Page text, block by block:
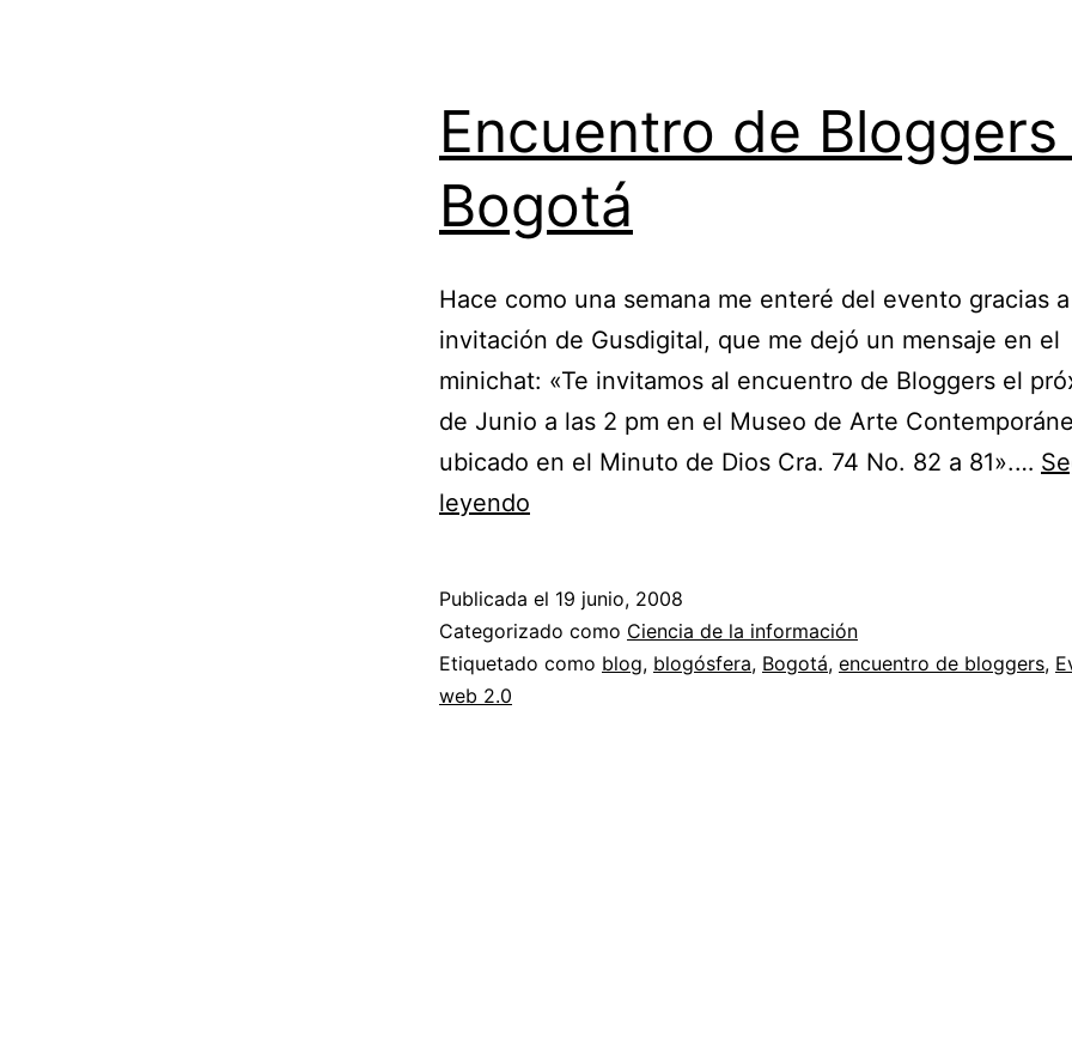
Encuentro de Bloggers
Bogotá
Hace como una semana me enteré del evento gracias
invitación de Gusdigital, que me dejó un mensaje en el
minichat: «Te invitamos al encuentro de Bloggers el
de Junio a las 2 pm en el Museo de Arte
ubicado en el Minuto de Dios Cra. 74 No. 82 a 81».…
leyendo
en
Bogotá
Publicada el 19 junio, 2008
Categorizado como Ciencia de la información
Etiquetado como blog, blogósfera, Bogotá, encuentro de bloggers,
web 2.0